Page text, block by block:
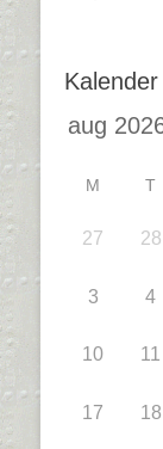
Kalender
M T
27 28
3 4
10 11
17 18